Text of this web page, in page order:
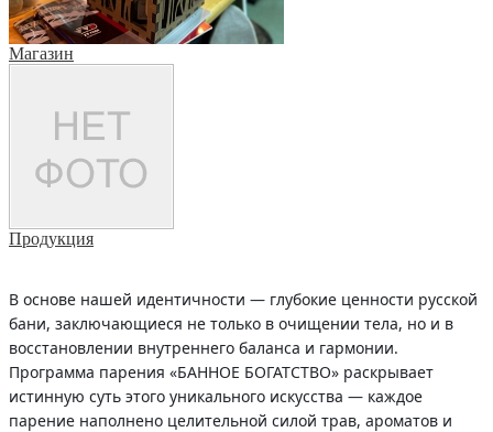
Магазин
Продукция
В основе нашей идентичности — глубокие ценности русской
бани, заключающиеся не только в очищении тела, но и в
восстановлении внутреннего баланса и гармонии.
Программа парения «БАННОЕ БОГАТСТВО» раскрывает
истинную суть этого уникального искусства — каждое
парение наполнено целительной силой трав, ароматов и